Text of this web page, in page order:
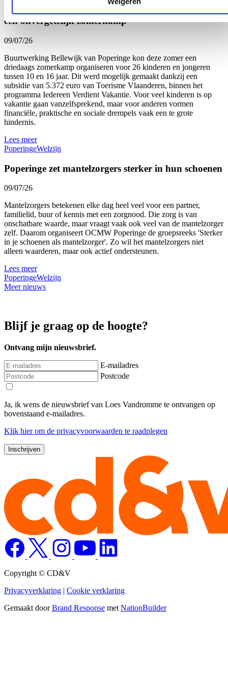
een onvergetelijk zomerkamp
09/07/26
Buurtwerking Bellewijk van Poperinge kon deze zomer een
driedaags zomerkamp organiseren voor 26 kinderen en jongeren
tussen 10 en 16 jaar. Dit werd mogelijk gemaakt dankzij een
subsidie van 5.372 euro van Toerisme Vlaanderen, binnen het
programma Iedereen Verdient Vakantie. Voor veel kinderen is op
vakantie gaan vanzelfsprekend, maar voor anderen vormen
financiële, praktische en sociale drempels vaak een te grote
hindernis.
Lees meer
PoperingeWelzijn
Poperinge zet mantelzorgers sterker in hun schoenen
09/07/26
Mantelzorgers betekenen elke dag heel veel voor een partner,
familielid, buur of kennis met een zorgnood. Die zorg is van
onschatbare waarde, maar vraagt vaak ook veel van de mantelzorger
zelf. Daarom organiseert OCMW Poperinge de groepsreeks 'Sterker
in je schoenen als mantelzorger'. Zo wil het mantelzorgers niet
alleen waarderen, maar ook actief ondersteunen.
Lees meer
PoperingeWelzijn
Meer nieuws
Blijf je graag op de hoogte?
Ontvang mijn nieuwsbrief.
E-mailadres
Postcode
Ja, ik wens de nieuwsbrief van Loes Vandromme te ontvangen op
bovenstaand e-mailadres.
Klik hierom de privacyvoorwaarden te raadplegen
Copyright © CD&V
Privacyverklaring | Cookie verklaring
Gemaakt doorBrand Response met NationBuilder